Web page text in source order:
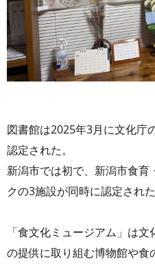
図書館は2025年3月に文化庁
認定された。
新潟市では初で、新潟市食
クの3施設が同時に認定された
「食文化ミュージアム」は
の提供に取り組む博物館や食